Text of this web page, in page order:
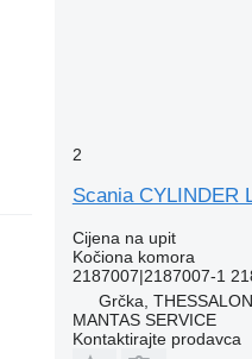
2
Scania CYLINDER
Cijena na upit
Kočiona komora
2187007|2187007-1
Grčka,
MANTAS SERVICE
Kontaktirajte prodavca